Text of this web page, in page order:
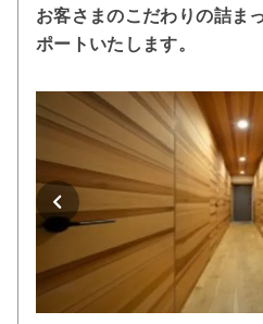
お客さまのこだわりの詰ま
ポートいたします。